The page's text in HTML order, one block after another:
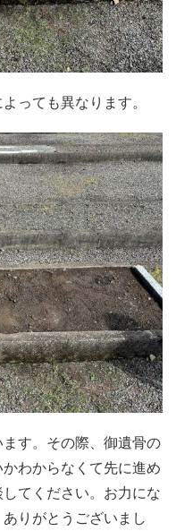
っても異なります。
す。その際、御遺骨の
わからなくて先に進め
てください。お力にな
りがとうございまし